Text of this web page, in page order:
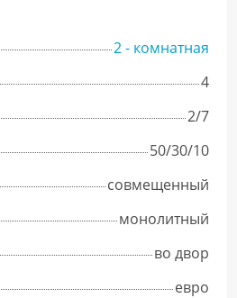
2 - комнатная
4
2/7
50/30/10
совмещенный
монолитный
во двор
евро